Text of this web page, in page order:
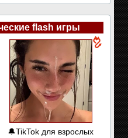
flash игры
🔔TikTok для взрослых